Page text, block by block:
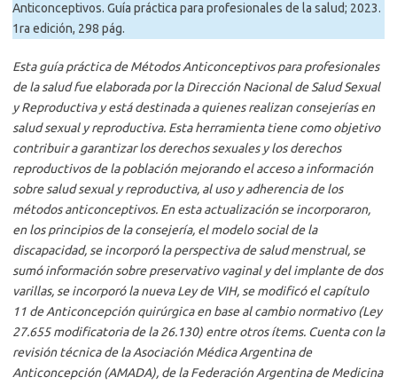
Anticonceptivos. Guía práctica para profesionales de la salud; 2023.
1ra edición, 298 pág.
Esta guía práctica de Métodos Anticonceptivos para profesionales
de la salud fue elaborada por la Dirección Nacional de Salud Sexual
y Reproductiva y está destinada a quienes realizan consejerías en
salud sexual y reproductiva. Esta herramienta tiene como objetivo
contribuir a garantizar los derechos sexuales y los derechos
reproductivos de la población mejorando el acceso a información
sobre salud sexual y reproductiva, al uso y adherencia de los
métodos anticonceptivos. En esta actualización se incorporaron,
en los principios de la consejería, el modelo social de la
discapacidad, se incorporó la perspectiva de salud menstrual, se
sumó información sobre preservativo vaginal y del implante de dos
varillas, se incorporó la nueva Ley de VIH, se modificó el capítulo
11 de Anticoncepción quirúrgica en base al cambio normativo (Ley
27.655 modificatoria de la 26.130) entre otros ítems. Cuenta con la
revisión técnica de la Asociación Médica Argentina de
Anticoncepción (AMADA), de la Federación Argentina de Medicina